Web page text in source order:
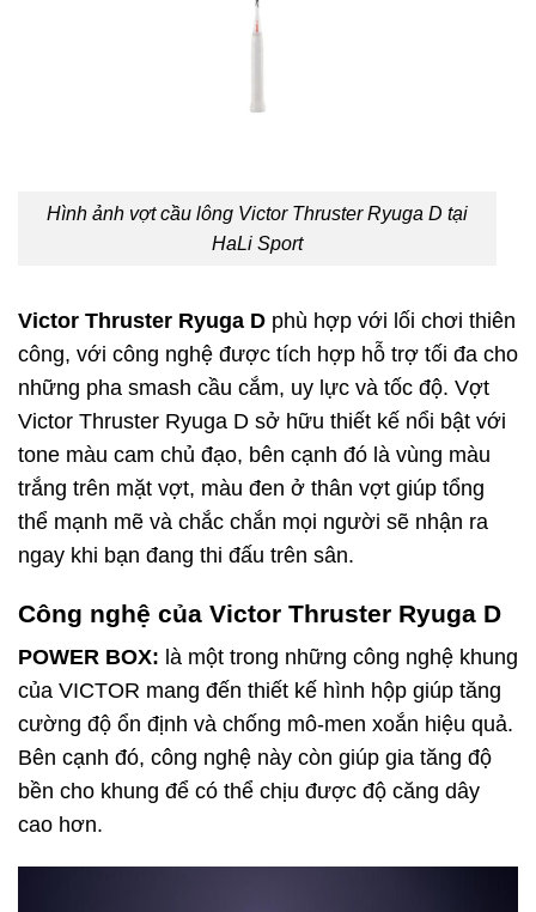
Hình ảnh vợt cầu lông Victor Thruster Ryuga D tại
HaLi Sport
Victor Thruster Ryuga D phù hợp với lối chơi thiên
công, với công nghệ được tích hợp hỗ trợ tối đa cho
những pha smash cầu cắm, uy lực và tốc độ. Vợt
Victor Thruster Ryuga D sở hữu thiết kế nổi bật với
tone màu cam chủ đạo, bên cạnh đó là vùng màu
trắng trên mặt vợt, màu đen ở thân vợt giúp tổng
thể mạnh mẽ và chắc chắn mọi người sẽ nhận ra
ngay khi bạn đang thi đấu trên sân.
Công nghệ của Victor Thruster Ryuga D
POWER BOX: là một trong những công nghệ khung
của VICTOR mang đến thiết kế hình hộp giúp tăng
cường độ ổn định và chống mô-men xoắn hiệu quả.
Bên cạnh đó, công nghệ này còn giúp gia tăng độ
bền cho khung để có thể chịu được độ căng dây
cao hơn.